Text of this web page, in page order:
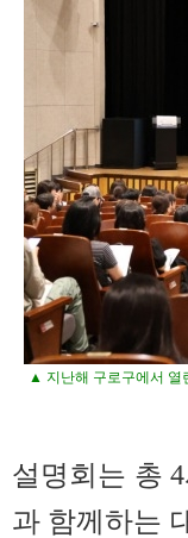
▲ 지난해 구로구에서 열
설명회는 총
과 함께하는